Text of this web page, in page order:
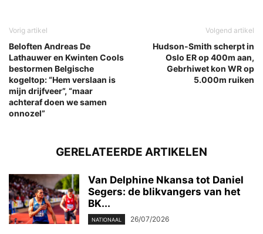
Vorig artikel
Beloften Andreas De
Lathauwer en Kwinten Cools
bestormen Belgische
kogeltop: “Hem verslaan is
mijn drijfveer”, “maar
achteraf doen we samen
onnozel”
Volgend artikel
Hudson-Smith scherpt in
Oslo ER op 400m aan,
Gebrhiwet kon WR op
5.000m ruiken
GERELATEERDE ARTIKELEN
Van Delphine Nkansa tot Daniel
Segers: de blikvangers van het
BK...
NATIONAAL 26/07/2026